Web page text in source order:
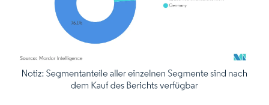
Bild © Mordor Intelligence. Wiederverwendung erfordert Namensnennung